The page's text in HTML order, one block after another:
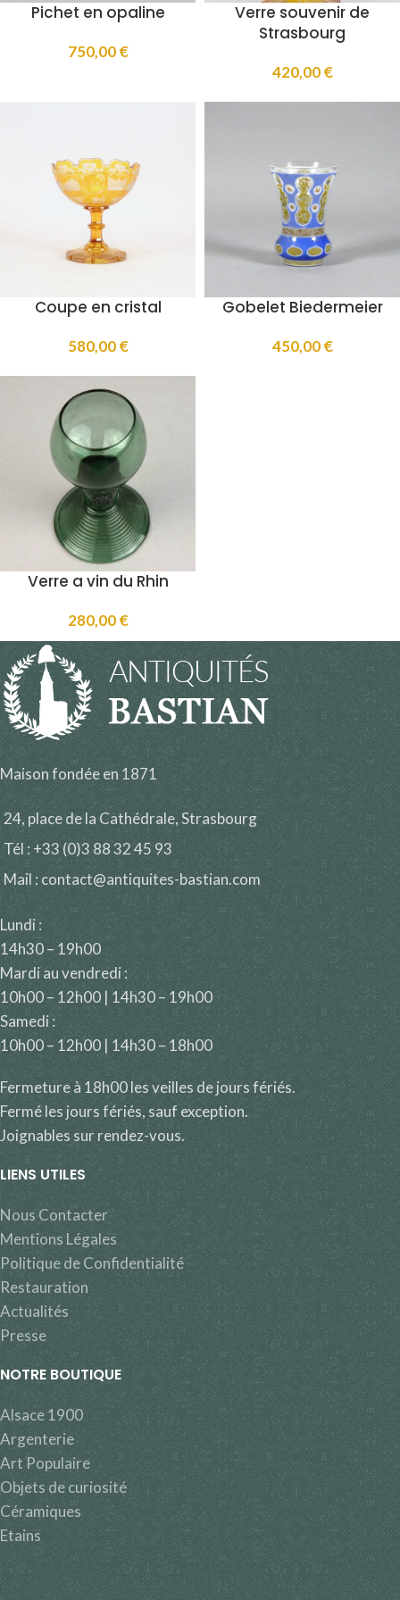
Pichet en opaline
750,00€
Verre souvenir de
Strasbourg
420,00€
Coupe en cristal
580,00€
Gobelet Biedermeier
450,00€
Verre a vin du Rhin
280,00€
Maison fondée en 1871
24, place de la Cathédrale, Strasbourg
Tél : +33 (0)3 88 32 45 93
Mail : contact@antiquites-bastian.com
Lundi :
14h30 – 19h00
Mardi au vendredi :
10h00 – 12h00 | 14h30 – 19h00
Samedi :
10h00 – 12h00 | 14h30 – 18h00
Fermeture à 18h00 les veilles de jours fériés.
Fermé les jours fériés, sauf exception.
Joignables sur rendez-vous.
LIENS UTILES
Nous Contacter
Mentions Légales
Politique de Confidentialité
Restauration
Actualités
Presse
NOTRE BOUTIQUE
Alsace 1900
Argenterie
Art Populaire
Objets de curiosité
Céramiques
Etains